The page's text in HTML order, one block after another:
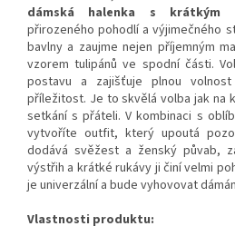
dámská halenka s krátkým
přirozeného pohodlí a výjimečného
bavlny a zaujme nejen příjemným
vzorem tulipánů ve spodní části.
postavu a zajišťuje plnou
příležitost. Je to skvělá volba jak na
setkání s přáteli. V kombinaci s
vytvoříte outfit, který upoutá
dodává svěžest a ženský půvab,
výstřih a krátké rukávy ji činí velmi
je univerzální a bude vyhovovat
Vlastnosti produktu: